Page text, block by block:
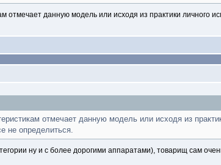
отмечает данную модель или исходя из практики личного
отмечает данную модель или исходя из
не определиться.
ну и с более дорогими аппаратами), товарищ сам